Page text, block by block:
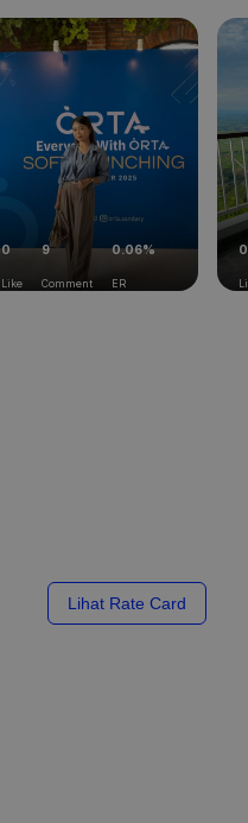
0
Like
9
Comment
0.06%
ER
0
Lihat Rate Card